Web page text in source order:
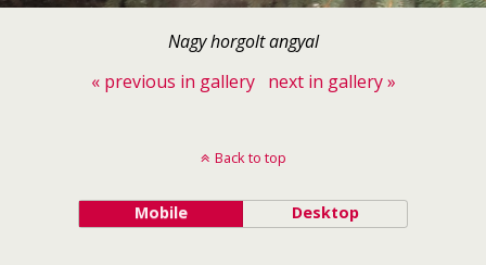
Nagy horgolt angyal
« previous in gallery
next in gallery »
Back to top
Mobile Desktop